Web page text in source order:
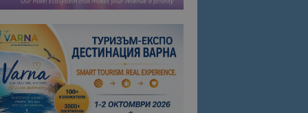
влизане и
съгласието
на сайта.